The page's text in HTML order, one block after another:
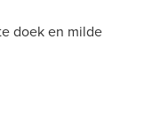
doek en milde